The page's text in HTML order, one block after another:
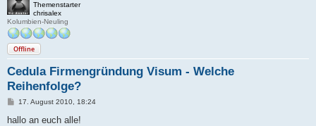
Themenstarter
chrisalex
Kolumbien-Neuling
Offline
Cedula Firmengründung Visum - Welche
Reihenfolge?
B
i
17. August 2010, 18:24
hallo an euch alle!